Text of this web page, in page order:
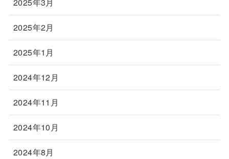
2025年3月
2025年2月
2025年1月
2024年12月
2024年11月
2024年10月
2024年8月